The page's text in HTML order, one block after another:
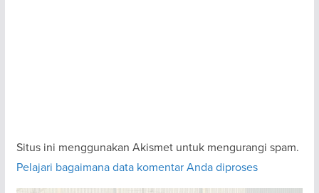
Situs ini menggunakan Akismet untuk mengurangi spam.
Pelajari bagaimana data komentar Anda diproses